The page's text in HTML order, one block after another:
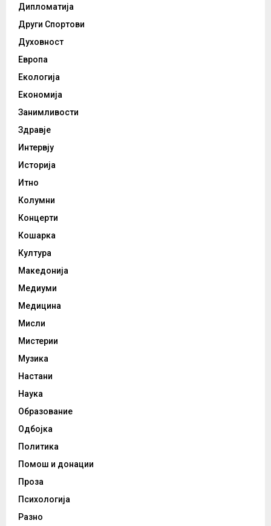
Дипломатија
Други Спортови
Духовност
Европа
Екологија
Економија
Занимливости
Здравје
Интервју
Историја
Итно
Колумни
Концерти
Кошарка
Култура
Македонија
Медиуми
Медицина
Мисли
Мистерии
Музика
Настани
Наука
Образование
Одбојка
Политика
Помош и донации
Проза
Психологија
Разно